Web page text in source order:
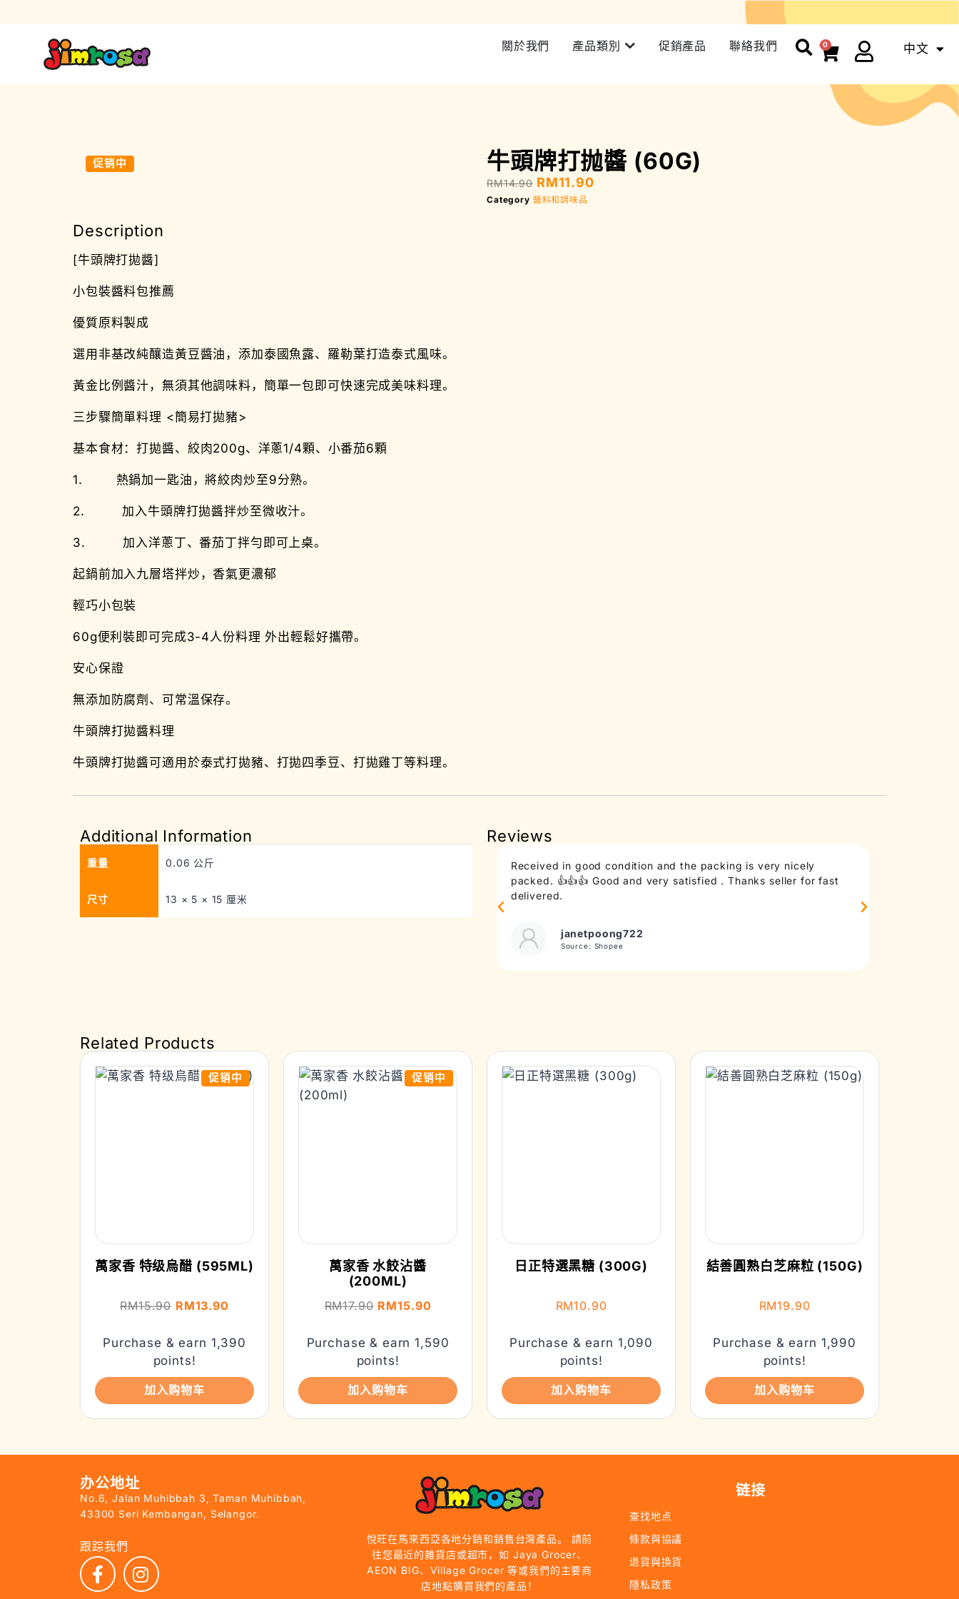
關於我們 產品類別 促銷產品 聯絡我們 0 中文
ENG
促销中 牛頭牌打抛醬 (60G)
RM14.90 RM11.90
Category 醬料和調味品
Description
[牛頭牌打拋醬]
小包裝醬料包推薦
優質原料製成
選用非基改純釀造黃豆醬油，添加泰國魚露、羅勒葉打造泰式風味。
黃金比例醬汁，無須其他調味料，簡單一包即可快速完成美味料理。
三步驟簡單料理 <簡易打拋豬>
基本食材：打拋醬、絞肉200g、洋蔥1/4顆、小番茄6顆
1. 熱鍋加一匙油，將絞肉炒至9分熟。
2. 加入牛頭牌打拋醬拌炒至微收汁。
3. 加入洋蔥丁、番茄丁拌勻即可上桌。
起鍋前加入九層塔拌炒，香氣更濃郁
輕巧小包裝
60g便利裝即可完成3-4人份料理 外出輕鬆好攜帶。
安心保證
無添加防腐劑、可常溫保存。
牛頭牌打拋醬料理
牛頭牌打拋醬可適用於泰式打拋豬、打拋四季豆、打拋雞丁等料理。
Additional Information
重量 0.06 公斤
尺寸 13 × 5 × 15 厘米
Reviews
Received in good condition and the packing is very nicely
packed. 👍👍👍 Good and very satisfied . Thanks seller for fast
delivered.
janetpoong722
Source: Shopee
Related Products
促销中
萬家香 特级烏醋 (595ML)
RM15.90 RM13.90
Purchase & earn 1,390
points!
加入购物车
促销中
萬家香 水餃沾醬
(200ML)
RM17.90 RM15.90
Purchase & earn 1,590
points!
加入购物车
日正特選黑糖 (300G)
RM10.90
Purchase & earn 1,090
points!
加入购物车
結善圓熟白芝麻粒 (150G)
RM19.90
Purchase & earn 1,990
points!
加入购物车
办公地址
No.6, Jalan Muhibbah 3, Taman Muhibbah,
43300 Seri Kembangan, Selangor.
跟踪我們
悅旺在馬來西亞各地分銷和銷售台灣產品。 請前
往您最近的雜貨店或超市，如 Jaya Grocer、
AEON BIG、Village Grocer 等或我們的主要商
店地點購買我們的產品！
链接
查找地点
條款與協議
退貨與換貨
隱私政策